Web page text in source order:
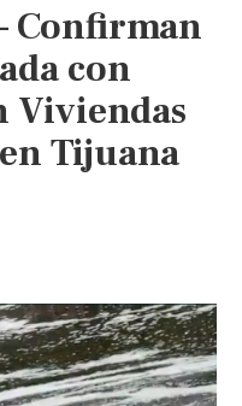
hemodiálisis
filtros
de
agua
por
(La
Jornada)
Confirman
con
Viviendas
Tijuana